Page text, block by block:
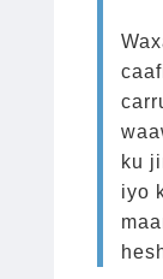
ku
iyo